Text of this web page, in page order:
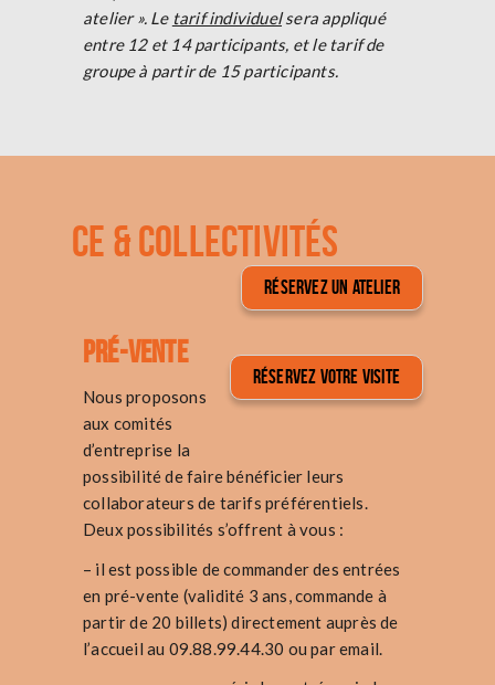
atelier ». Le tarif individuelsera appliqué
entre 12 et 14 participants, et le tarif de
groupe à partir de 15 participants.
CE & COLLECTIVITÉS
RÉSERVEZ UN ATELIER
RÉSERVEZ VOTRE VISITE
Pré-vente
Nous proposons
aux comités
d’entreprise la
possibilité de faire bénéficier leurs
collaborateurs de tarifs préférentiels.
Deux possibilités s’offrent à vous :
– il est possible de commander des entrées
en pré-vente (validité 3 ans, commande à
partir de 20 billets) directement auprès de
l’accueil au 09.88.99.44.30 ou paremail.